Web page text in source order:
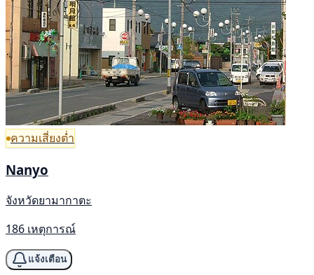
ความเสี่ยงต่ำ
Nanyo
จังหวัดยามากาตะ
186 เหตุการณ์
แจ้งเตือน